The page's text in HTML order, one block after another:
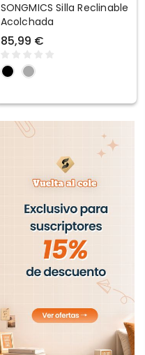
SONGMICS Silla Reclinable
Acolchada
85,99 €